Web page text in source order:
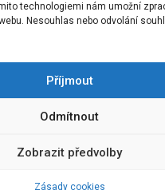
technologiemi nám umožní
Nesouhlas nebo odvolání
Příjmout
Odmítnout
Zobrazit předvolby
Zásady cookies